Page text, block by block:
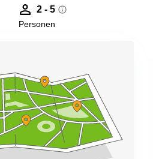
2 - 5
Personen